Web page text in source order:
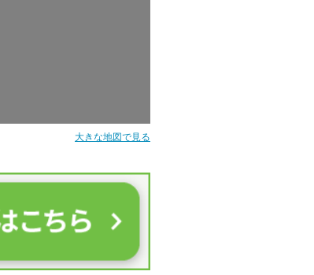
大きな地図で見る